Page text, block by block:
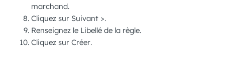
marchand.
Cliquez sur Suivant >.
Renseignez le Libellé de la règle.
Cliquez surCréer.